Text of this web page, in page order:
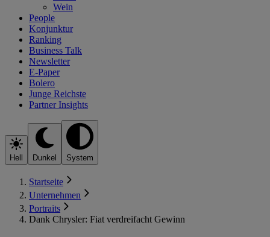
Wein
People
Konjunktur
Ranking
Business Talk
Newsletter
E-Paper
Bolero
Junge Reichste
Partner Insights
Hell Dunkel System
Startseite
Unternehmen
Portraits
Dank Chrysler: Fiat verdreifacht Gewinn